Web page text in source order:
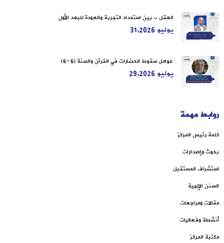
العقل .. بين استمداد التجربة والعودة للبعد الأول
يوليو 31,2026
عوامل سقوط الحضارات في القرآن والسنة (6-6)
يوليو 29,2026
روابط مهمة
كلمة رئيس المركز
بحوث وإصدارات
استشراف المستقبل
السنن الإلهية
مقالات ومراجعات
أنشطة وفعاليات
مكتبة المركز